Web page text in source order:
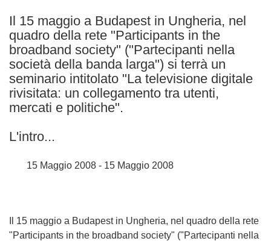
Il 15 maggio a Budapest in Ungheria, nel
quadro della rete "Participants in the
broadband society" ("Partecipanti nella
società della banda larga") si terrà un
seminario intitolato "La televisione digitale
rivisitata: un collegamento tra utenti,
mercati e politiche".
L'intro...
15 Maggio 2008 - 15 Maggio 2008
Il 15 maggio a Budapest in Ungheria, nel quadro della rete
"Participants in the broadband society" ("Partecipanti nella